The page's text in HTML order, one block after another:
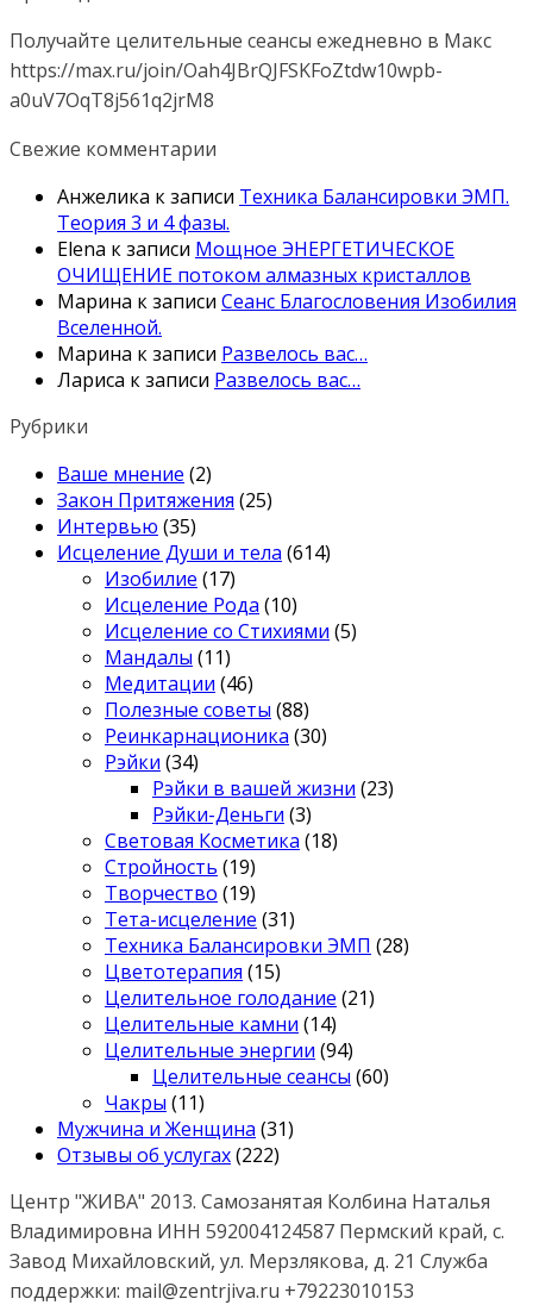
Получайте целительные сеансы ежедневно в Макс
https://max.ru/join/Oah4JBrQJFSKFoZtdw10wpb-
a0uV7OqT8j561q2jrM8
Свежие комментарии
Анжелика к записи Техника Балансировки ЭМП.
Теория 3 и 4 фазы.
Elena к записи Мощное ЭНЕРГЕТИЧЕСКОЕ
ОЧИЩЕНИЕ потоком алмазных кристаллов
Марина к записи Сеанс Благословения Изобилия
Вселенной.
Марина к записи Развелось вас…
Лариса к записи Развелось вас…
Рубрики
Ваше мнение (2)
Закон Притяжения (25)
Интервью (35)
Исцеление Души и тела (614)
Изобилие (17)
Исцеление Рода (10)
Исцеление со Стихиями (5)
Мандалы (11)
Медитации (46)
Полезные советы (88)
Реинкарнационика (30)
Рэйки (34)
Рэйки в вашей жизни (23)
Рэйки-Деньги (3)
Световая Косметика (18)
Стройность (19)
Творчество (19)
Тета-исцеление (31)
Техника Балансировки ЭМП (28)
Цветотерапия (15)
Целительное голодание (21)
Целительные камни (14)
Целительные энергии (94)
Целительные сеансы (60)
Чакры (11)
Мужчина и Женщина (31)
Отзывы об услугах(222)
Центр "ЖИВА" 2013. Самозанятая Колбина Наталья
Владимировна ИНН 592004124587 Пермский край, с.
Завод Михайловский, ул. Мерзлякова, д. 21 Служба
поддержки: mail@zentrjiva.ru +79223010153